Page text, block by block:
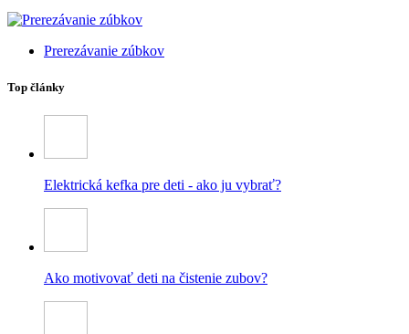
Prerezávanie zúbkov
Top články
Elektrická kefka pre deti - ako ju vybrať?
Ako motivovať deti na čistenie zubov?